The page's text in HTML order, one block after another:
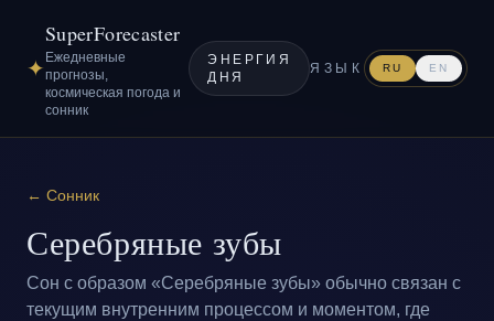
✦
SuperForecaster
Ежедневные
прогнозы,
космическая погода и
сонник
ЭНЕРГИЯ
ДНЯ
ЯЗЫК RU EN
← Сонник
Серебряные зубы
Сон с образом «Серебряные зубы» обычно связан с
текущим внутренним процессом и моментом, где